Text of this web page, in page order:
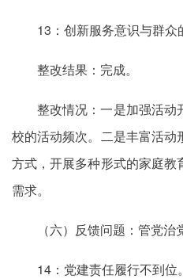
13：创新服务意识与群众
整改结果：完成。
整改情况：一是加强活动
校的活动频次。二是丰富活
方式，开展多种形式的家庭
需求。
（六）反馈问题：管党治
14：党建责任履行不到位。